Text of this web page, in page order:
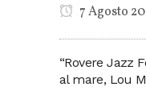
7 Agosto
“Rovere Jazz
al mare, Lou